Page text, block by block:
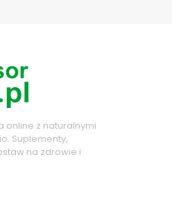
online z naturalnymi
Suplementy,
na zdrowie i